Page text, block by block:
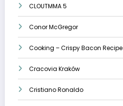
CLOUTMMA 5
Conor McGregor
Cooking – Crispy Bacon Recipe
Cracovia Kraków
Cristiano Ronaldo